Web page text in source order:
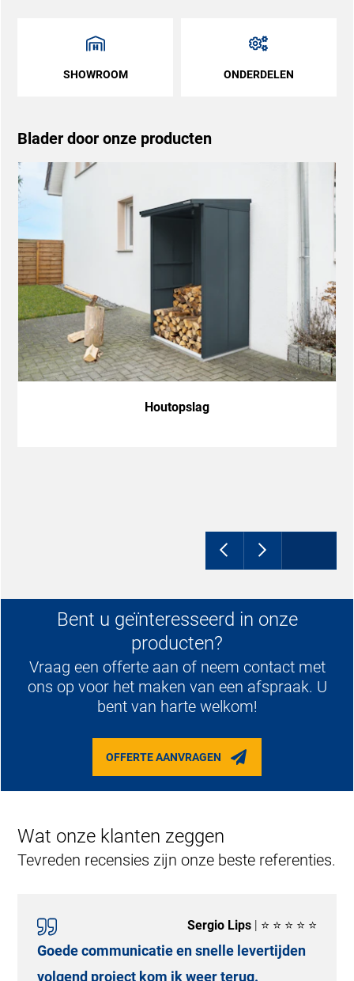
SHOWROOM ONDERDELEN
Blader door onze producten
Houtopslag
Bent u geïnteresseerd in onze
producten?
Vraag een offerte aan of neem contact met
ons op voor het maken van een afspraak. U
bent van harte welkom!
OFFERTE AANVRAGEN
Wat onze klanten zeggen
Tevreden recensies zijn onze beste referenties.
Sergio Lips | ⭐ ⭐ ⭐ ⭐ ⭐
Goede communicatie en snelle levertijden
volgend project kom ik weer terug.